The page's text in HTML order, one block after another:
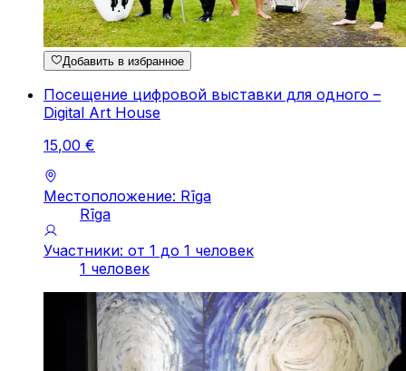
Добавить в избранное
Посещение цифровой выставки для одного –
Digital Art House
15,00 €
Местоположение: Rīga
Rīga
Участники: от 1 до 1 человек
1 человек